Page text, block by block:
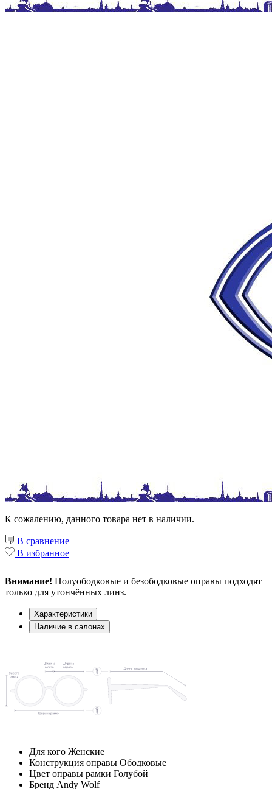
К сожалению, данного товара нет в наличии.
В сравнение
В избранное
Внимание! Полуободковые и безободковые оправы подходят
только для утончённых линз.
Характеристики
Наличие в салонах
Для кого Женские
Конструкция оправы Ободковые
Цвет оправы рамки Голубой
Бренд Andy Wolf